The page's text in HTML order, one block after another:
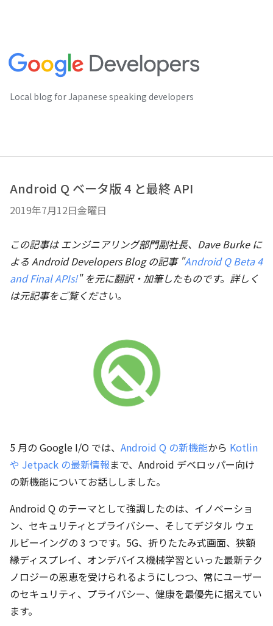
Local blog for Japanese speaking developers
Android Q ベータ版 4 と最終 API
2019年7月12日金曜日
この記事は エンジニアリング部門副社長、Dave Burke に
よる Android Developers Blog の記事 "Android Q Beta 4
and Final APIs!" を元に翻訳・加筆したものです。詳しく
は元記事をご覧ください。
5 月の Google I/O では、 Android Q の新機能から Kotlin
や Jetpack の最新情報まで、Android デベロッパー向け
の新機能についてお話ししました。
Android Q のテーマとして強調したのは、イノベーショ
ン、セキュリティとプライバシー、そしてデジタル ウェ
ルビーイングの 3 つです。5G、折りたたみ式画面、狭額
縁ディスプレイ、オンデバイス機械学習といった最新テク
ノロジーの恩恵を受けられるようにしつつ、常にユーザー
のセキュリティ、プライバシー、健康を最優先に据えてい
ます。